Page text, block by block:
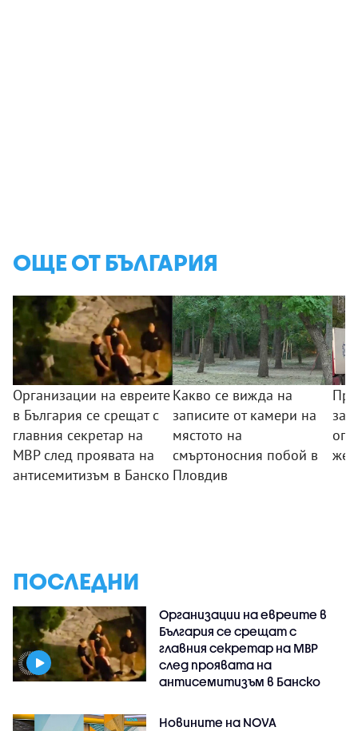
ОЩЕ ОТ БЪЛГАРИЯ
Организации на евреите
в България се срещат с
главния секретар на
МВР след проявата на
антисемитизъм в Банско
Какво се вижда на
записите от камери на
мястото на
смъртоносния побой в
Пловдив
за
ПОСЛЕДНИ
Организации на евреите в
България се срещат с
главния секретар на МВР
след проявата на
антисемитизъм в Банско
Новините на NOVA